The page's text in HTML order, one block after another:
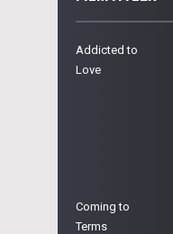
Addicted to
Love
Coming to
Terms